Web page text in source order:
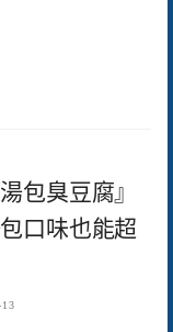
包臭豆腐』
口味也能超